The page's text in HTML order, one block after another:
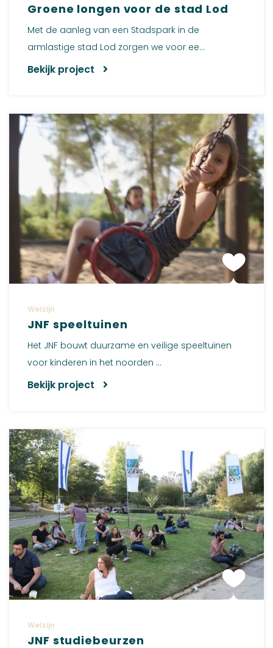
Groene longen voor de stad Lod
Met de aanleg van een Stadspark in de
armlastige stad Lod zorgen we voor ee...
Bekijk project
Welzijn
JNF speeltuinen
Het JNF bouwt duurzame en veilige speeltuinen
voor kinderen in het noorden ...
Bekijk project
Welzijn
JNF studiebeurzen